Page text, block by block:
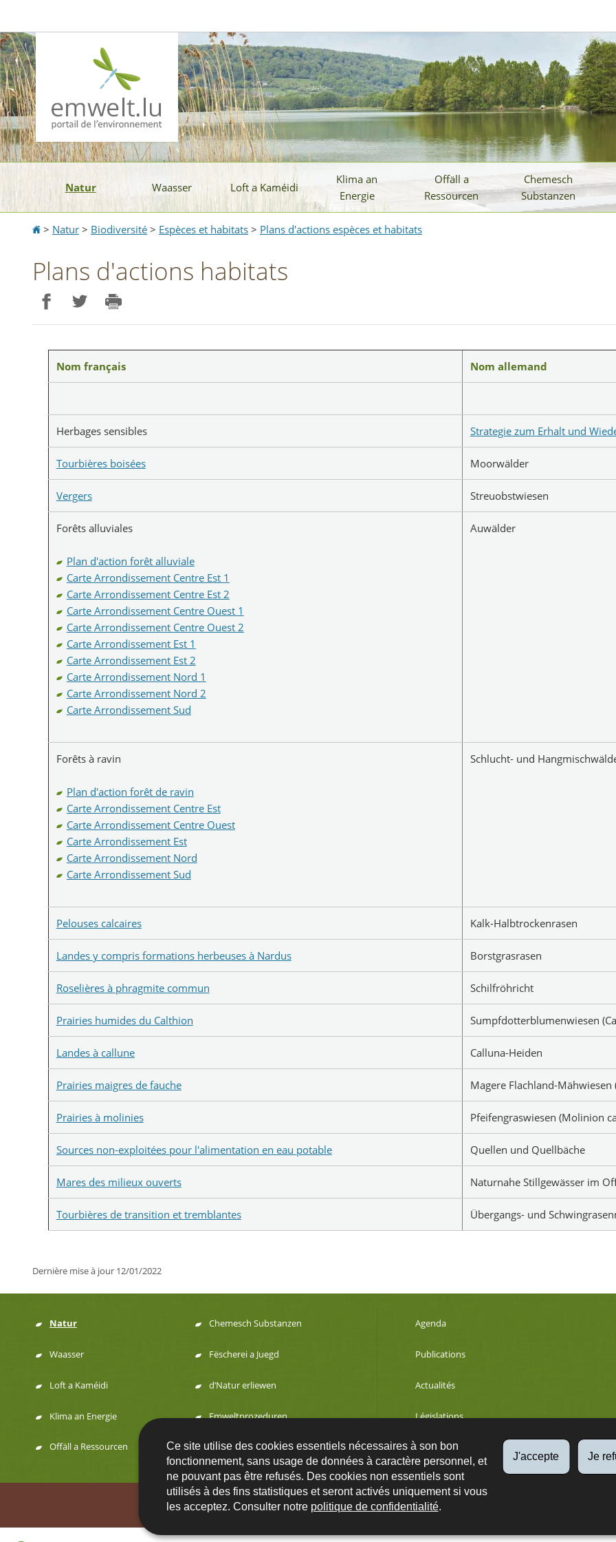
Ce site utilise des cookies essentiels nécessaires à son bon
fonctionnement, sans usage de données à caractère personnel, et
ne pouvant pas être refusés. Des cookies non essentiels sont
utilisés à des fins statistiques et seront activés uniquement si vous
les acceptez. Consulter notre politique de confidentialité.
J'accepte Je
la
navigation
contenu
Natur Waasser Loft a Kaméidi
Klima an
Energie
Offäll a
Ressourcen
Chemesch
Substanzen
Accueil
> Natur > Biodiversité > Espèces et habitats > Plans d'actions espèces et habitats
Plans d'actions habitats
Nom français Nom allemand
Herbages sensibles Strategie zum Erhalt und
Tourbières boisées Moorwälder
Vergers Streuobstwiesen
Forêts alluviales
Plan d'action forêt alluviale
Carte Arrondissement Centre Est 1
Carte Arrondissement Centre Est 2
Carte Arrondissement Centre Ouest 1
Carte Arrondissement Centre Ouest 2
Carte Arrondissement Est 1
Carte Arrondissement Est 2
Carte Arrondissement Nord 1
Carte Arrondissement Nord 2
Carte Arrondissement Sud
Auwälder
Forêts à ravin
Plan d'action forêt de ravin
Carte Arrondissement Centre Est
Carte Arrondissement Centre Ouest
Carte Arrondissement Est
Carte Arrondissement Nord
Carte Arrondissement Sud
Schlucht- und
Pelouses calcaires Kalk-Halbtrockenrasen
Landes y compris formations herbeuses à Nardus Borstgrasrasen
Roselières à phragmite commun Schilfröhricht
Prairies humides du Calthion Sumpfdotterblumenwiesen
Landes à callune Calluna-Heiden
Prairies maigres de fauche Magere Flachland-
Prairies à molinies Pfeifengraswiesen (Molinion
Sources non-exploitées pour l'alimentation en eau potable Quellen und Quellbäche
Mares des milieux ouverts Naturnahe Stillgewässer im
Tourbières de transition et tremblantes Übergangs- und
Dernière mise à jour 12/01/2022
Menu
de
navigation
Natur
Waasser
Loft a Kaméidi
Klima an Energie
Offäll a Ressourcen
Chemesch Substanzen
Fëscherei a Juegd
d’Natur erliewen
Emweltprozeduren
Agenda
Publications
Actualités
Législations
Développement durable
Contact FAQs Plan du site A propos